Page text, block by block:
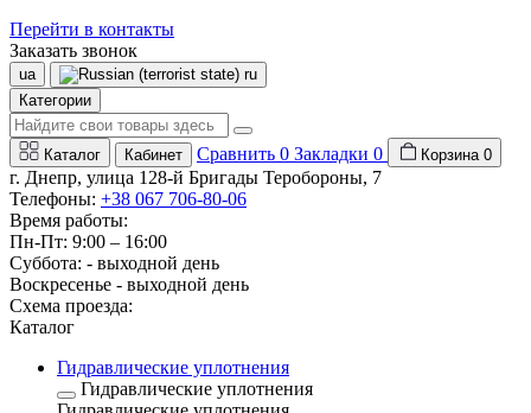
Перейти в контакты
Заказать звонок
ua
ru
Категории
Каталог Кабинет Сравнить 0 Закладки 0 Корзина 0
г. Днепр, улица 128-й Бригады Теробороны, 7
Телефоны: +38 067 706-80-06
Время работы:
Пн-Пт: 9:00 – 16:00
Суббота: - выходной день
Воскресенье - выходной день
Схема проезда:
Каталог
Гидравлические уплотнения
Гидравлические уплотнения